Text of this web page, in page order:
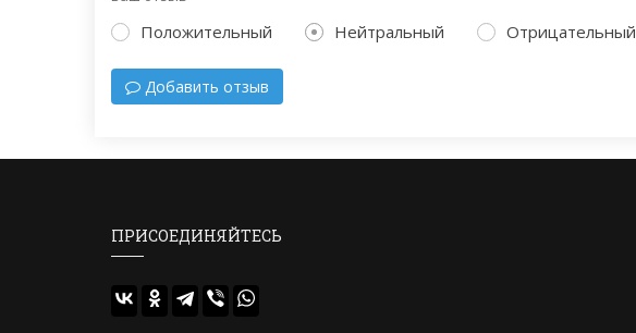
Положительный Нейтральный Отрицательный
Добавить отзыв
ПРИСОЕДИНЯЙТЕСЬ